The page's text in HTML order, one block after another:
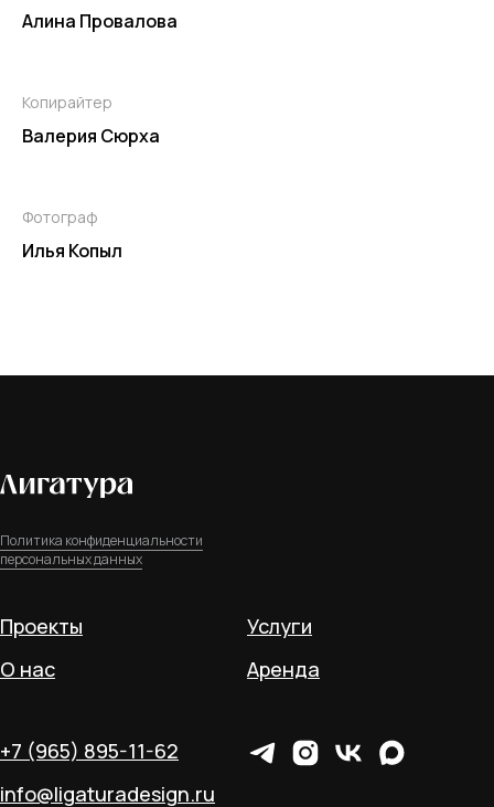
Алина Провалова
Копирайтер
Валерия Сюрха
Фотограф
Илья Копыл
Политика конфиденциальности
персональных данных
Проекты
О нас
Услуги
Аренда
+7 (965) 895-11-62
info@ligaturadesign.ru